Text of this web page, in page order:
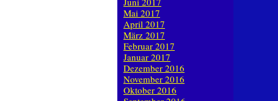
Mai 2017
April 2017
März 2017
Februar 2017
Januar 2017
Dezember 2016
November 2016
Oktober 2016